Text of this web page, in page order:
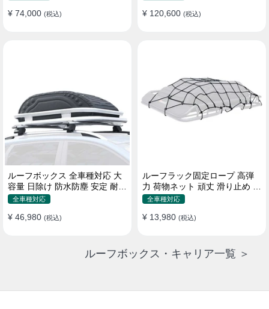
¥ 74,000 (税込) ¥ 120,600 (税込)
ルーフボックス 全車種対応 大
容量 日除け 防水防塵 安定 耐久
使い便利 折畳式 車用ラゲッジ
全車種対応
¥ 46,980 (税込)
ルーフラック固定ロープ 高弾
力 荷物ネット 頑丈 滑り止め ス
トラップ付き ベースキャリア
全車種対応
¥ 13,980 (税込)
ルーフボックス・キャリア一覧 ＞